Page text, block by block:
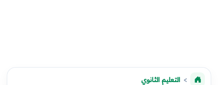
التعليم الثانوي